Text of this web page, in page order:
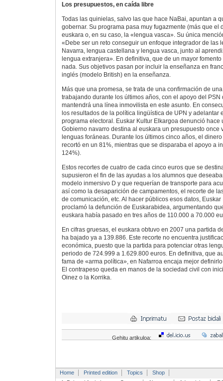
Los presupuestos, en caída libre
Todas las quinielas, salvo las que hace NaBai, apuntan a
gobernar. Su programa pasa muy fugazmente (más que el
euskara o, en su caso, la «lengua vasca». Su única
«Debe ser un reto conseguir un enfoque integrador de las
Navarra, lengua castellana y lengua vasca, junto al
lengua extranjera». En definitiva, que de un mayor
nada. Sus objetivos pasan por incluir la enseñanza en
inglés (modelo British) en la enseñanza.
Más que una promesa, se trata de una confirmación de
trabajando durante los últimos años, con el apoyo del PSN
mantendrá una línea inmovilista en este asunto. En
los resultados de la política lingüística de UPN y adelantar
programa electoral. Euskar Kultur Elkargoa denunció hace
Gobierno navarro destina al euskara un presupuesto once
lenguas foráneas. Durante los últimos cinco años, el
recortó en un 81%, mientras que se disparaba el apoyo a
124%).
Estos recortes de cuatro de cada cinco euros que se
supusieron el fin de las ayudas a los alumnos que
modelo inmersivo D y que requerían de transporte para
así como la desaparición de campamentos, el recorte de
de comunicación, etc. Al hacer públicos esos datos,
proclamó la defunción de Euskarabidea, argumentando
euskara había pasado en tres años de 110.000 a 70.000
En cifras gruesas, el euskara obtuvo en 2007 una partida
ha bajado ya a 139.886. Este recorte no encuentra
económica, puesto que la partida para potenciar otras
periodo de 724.999 a 1.629.800 euros. En definitiva, que
fama de «arma política», en Nafarroa encaja mejor
El contrapeso queda en manos de la sociedad civil con
Oinez o la Korrika.
Gehitu artikuloa:
Home Printed edition Topics
Shop